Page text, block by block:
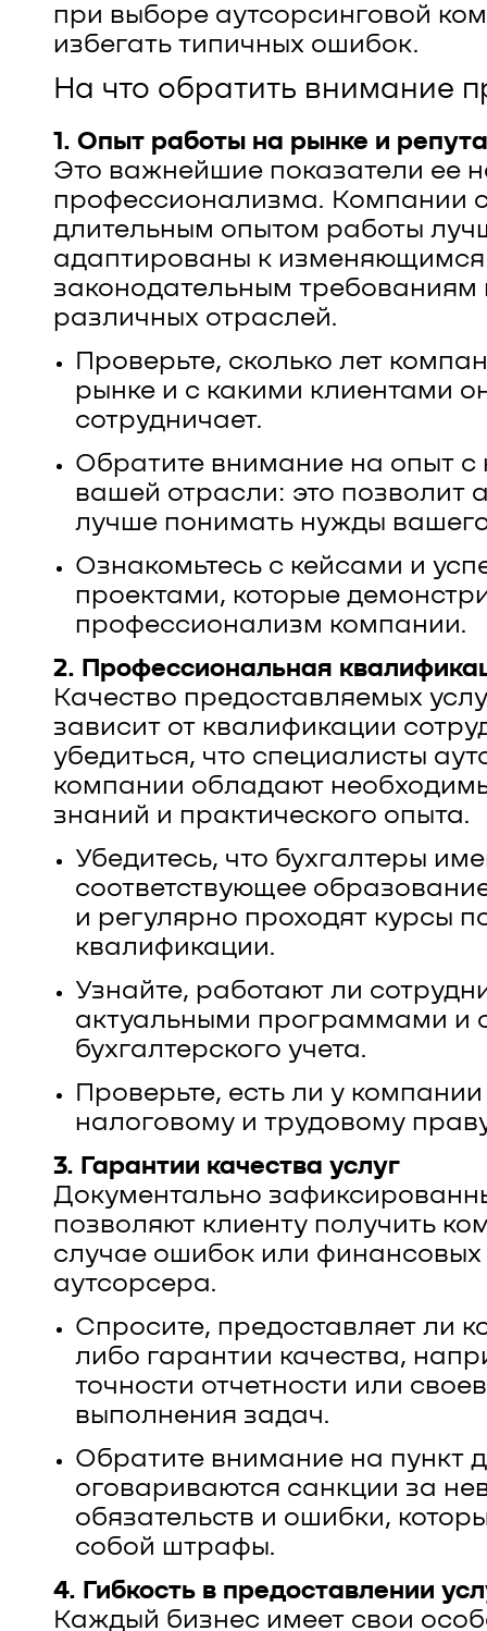
при выборе аутсорсинговой
избегать типичных ошибок.
На что обратить внимание
1. Опыт работы на рынке и
Это важнейшие показатели ее
профессионализма. Компании
длительным опытом работы
адаптированы к изменяющимся
законодательным требованиям
различных отраслей.
Проверьте, сколько лет
рынке и с какими клиентами
сотрудничает.
Обратите внимание на опыт
вашей отрасли: это позволит
лучше понимать нужды
Ознакомьтесь с кейсами и
проектами, которые
профессионализм компании.
2. Профессиональная
Качество предоставляемых
зависит от квалификации
убедиться, что специалисты
компании обладают
знаний и практического опыта.
Убедитесь, что бухгалтеры
соответствующее
и регулярно проходят курсы
квалификации.
Узнайте, работают ли
актуальными программами и
бухгалтерского учета.
Проверьте, есть ли у
налоговому и трудовому
3. Гарантии качества услуг
Документально
позволяют клиенту получить
случае ошибок или финансовых
аутсорсера.
Спросите, предоставляет ли
либо гарантии качества,
точности отчетности или
выполнения задач.
Обратите внимание на пункт
оговариваются санкции за
обязательств и ошибки,
собой штрафы.
4. Гибкость в предоставлении
Каждый бизнес имеет свои